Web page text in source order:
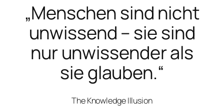
„Menschen sind nicht
unwissend – sie sind
nur unwissender als
sie glauben.“
The Knowledge Illusion